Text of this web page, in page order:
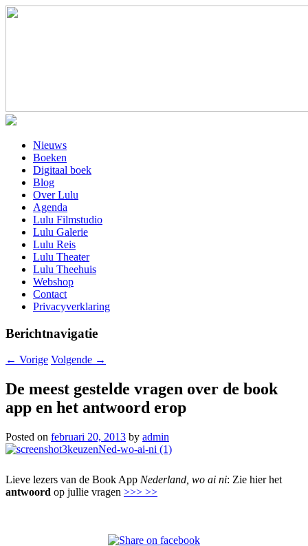
Nieuws
Boeken
Digitaal boek
Blog
Over Lulu
Agenda
Lulu Filmstudio
Lulu Galerie
Lulu Reis
Lulu Theater
Lulu Theehuis
Webshop
Contact
Privacyverklaring
Berichtnavigatie
← Vorige Volgende →
De meest gestelde vragen over de book
app en het antwoord erop
Posted on februari 20, 2013 by admin
Lieve lezers van de Book App Nederland, wo ai ni: Zie hier het
antwoord op jullie vragen >>> >>